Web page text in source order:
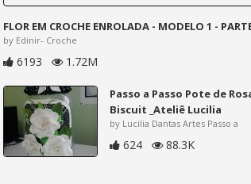
FLOR EM CROCHE ENROLADA - MODELO 1 -
by Edinir- Croche
6193 1.72M
Passo a Passo Pote de
Biscuit _Ateliê Lucilia
by Lucilia Dantas Artes Passo a
624 88.3K